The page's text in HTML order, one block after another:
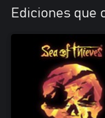
Ediciones que